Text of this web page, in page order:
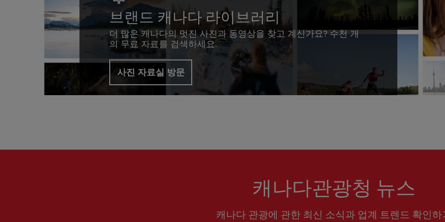
브랜드 캐나다 라이브러리
더 많은 캐나다의 멋진 사진과 동영상을 찾고 계신가요? 수천 개
의 무료 자료를 검색하세요.
사진 자료실 방문
캐나다관광청 뉴스
캐나다 관광에 관한 최신 소식과 업계 트렌드 확인하